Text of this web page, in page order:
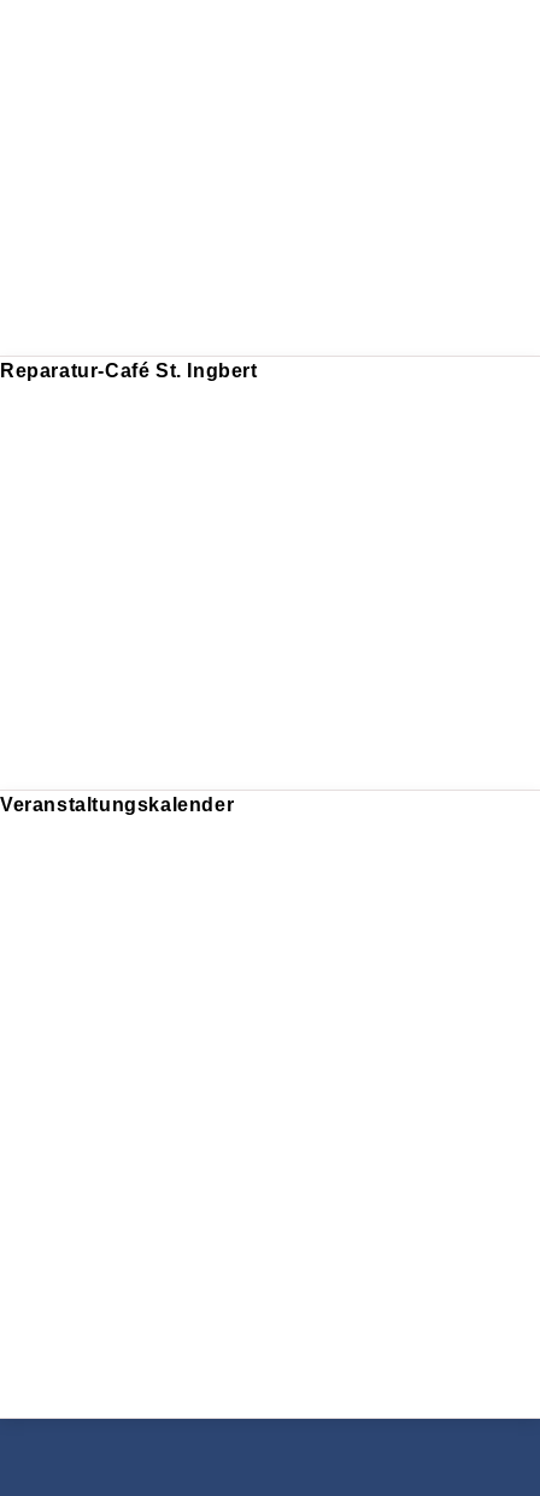
Reparatur-Café St. Ingbert
Veranstaltungskalender